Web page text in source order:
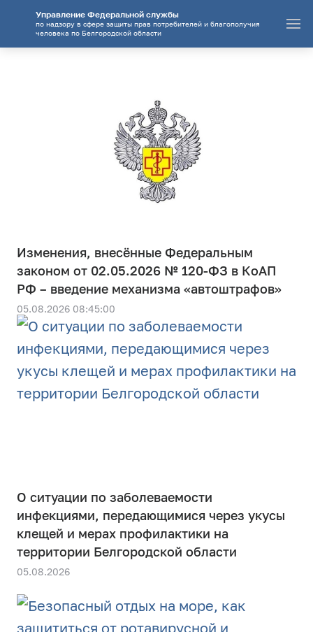
Управление Федеральной службы
по надзору в сфере защиты прав потребителей и благополучия
человека по Белгородской области
05.08.2026 08:45:00
Изменения, внесённые Федеральным
законом от 02.05.2026 № 120-ФЗ в КоАП
РФ – введение механизма «автоштрафов»
О ситуации по заболеваемости
инфекциями, передающимися через укусы
клещей и мерах профилактики на
территории Белгородской области
05.08.2026